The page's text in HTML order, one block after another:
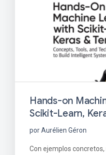
Hands-on
Scikit-Learn,
por Aurélien Géron
Con ejemplos